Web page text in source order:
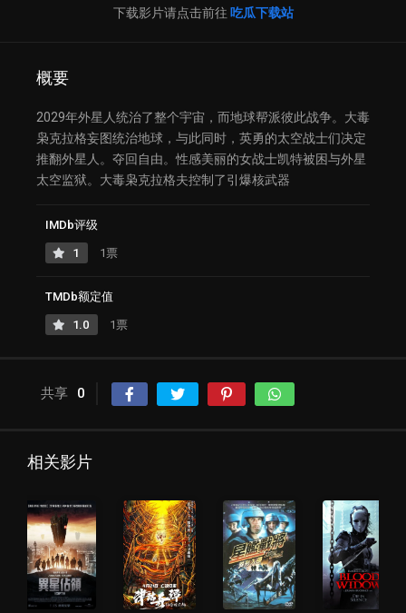
下载影片请点击前往 吃瓜下载站
概要
2029年外星人统治了整个宇宙，而地球帮派彼此战争。大毒
枭克拉格妄图统治地球，与此同时，英勇的太空战士们决定
推翻外星人。夺回自由。性感美丽的女战士凯特被困与外星
太空监狱。大毒枭克拉格夫控制了引爆核武器
IMDb评级
1 1票
TMDb额定值
1.0 1票
共享 0
相关影片